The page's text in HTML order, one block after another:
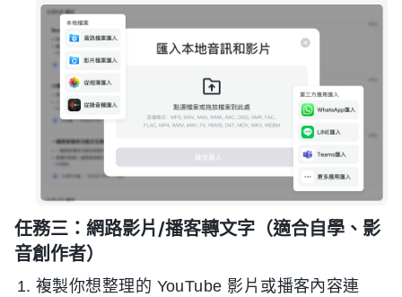
任務三：網路影片/播客轉文字（適合自學、影
音創作者）
複製你想整理的 YouTube 影片或播客內容連